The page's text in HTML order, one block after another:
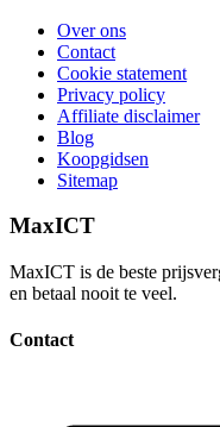
Over ons
Contact
Cookie statement
Privacy policy
Affiliate disclaimer
Blog
Koopgidsen
Sitemap
MaxICT
MaxICT is de beste
en betaal nooit te veel.
Contact